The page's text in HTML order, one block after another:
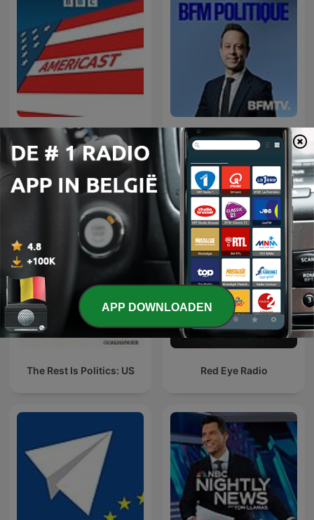
Americast BFM Politique
Internationale Overheid-podcasts
The Rest Is Politics: US Red Eye Radio
APP DOWNLOADEN